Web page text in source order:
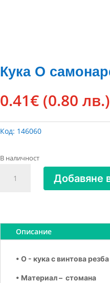
Кука O
0.41€ (0.80 лв.)
Код: 146060
В наличност
6х120
Добавяне
Описание
• O - кука с винтова
• Материал – стомана